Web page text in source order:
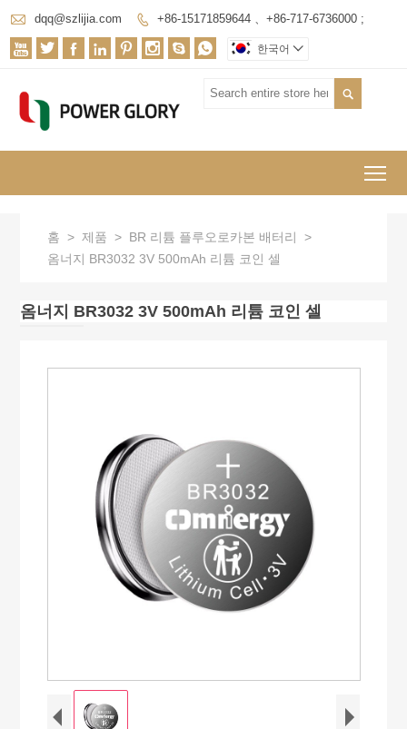
 dqq@szlijia.com  +86-15171859644 、+86-717-6736000 ;
        한국어 

홈 > 제품 > BR 리튬 플루오로카본 배터리
>
옴너지 BR3032 3V 500mAh 리튬 코인 셀
옴너지 BR3032 3V 500mAh 리튬 코인 셀